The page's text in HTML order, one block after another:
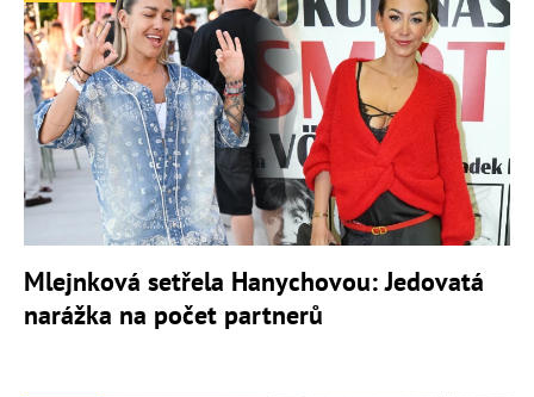
Mlejnková setřela Hanychovou: Jedovatá
narážka na počet partnerů